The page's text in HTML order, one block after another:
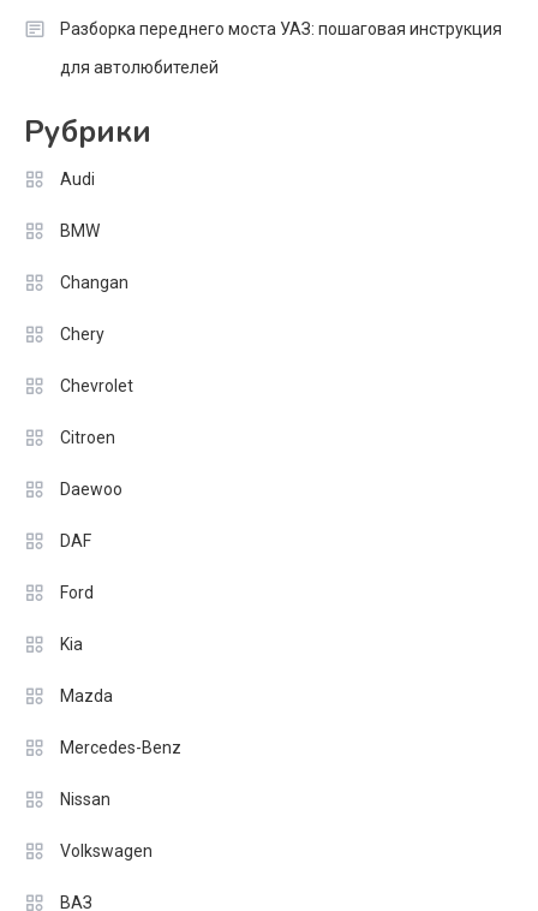
Разборка переднего моста УАЗ: пошаговая инструкция
для автолюбителей
Рубрики
Audi
BMW
Changan
Chery
Chevrolet
Citroen
Daewoo
DAF
Ford
Kia
Mazda
Mercedes-Benz
Nissan
Volkswagen
ВАЗ